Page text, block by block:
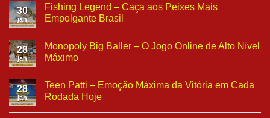
30
jan
Fishing Legend – Caça aos Peixes Mais
Empolgante Brasil
28
jan
Monopoly Big Baller – O Jogo Online de Alto Nível
Máximo
28
jan
Teen Patti – Emoção Máxima da Vitória em Cada
Rodada Hoje